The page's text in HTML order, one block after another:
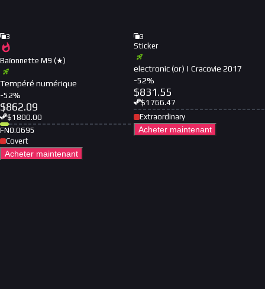
3
Baïonnette M9 (★)
Tempéré numérique
-52%
$862.09
$1800.00
FN0.0695
Covert
Acheter maintenant
3
Sticker
electronic (or) | Cracovie 2017
-52%
$831.55
$1766.47
Extraordinary
Acheter maintenant